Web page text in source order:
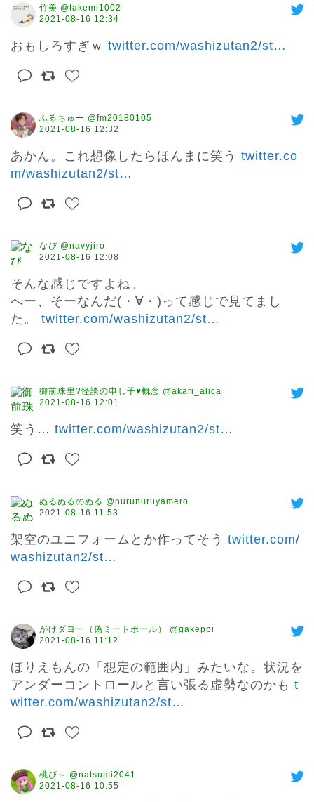
竹美 @takemi1002
2021-08-16 12:34
おもしろすぎｗ twitter.com/washizutan2/st…
ふるちゅー @fm20180105
2021-08-16 12:32
あかん。これ想像したらほんまに笑う twitter.co
m/washizutan2/st…
なび @navyjiro
2021-08-16 12:08
そんな感じですよね。
へー、そーなんだ(・∀・)って感じで見てまし
た。 twitter.com/washizutan2/st…
御前珠里?怪談の申し子♥概念 @akari_alica
2021-08-16 12:01
笑う… twitter.com/washizutan2/st…
ぬるぬるのぬる @nurunuruyamero
2021-08-16 11:53
架空のユニフォームとか作ってそう twitter.com/
washizutan2/st…
がけダヨー（偽ミートボール） @gakeppi
2021-08-16 11:12
ほりえもんの「想定の範囲内」みたいな。状況を
アンダーコントロールと言い張る虚勢なのかも t
witter.com/washizutan2/st…
桃ぴ～ @natsumi2041
2021-08-16 10:55